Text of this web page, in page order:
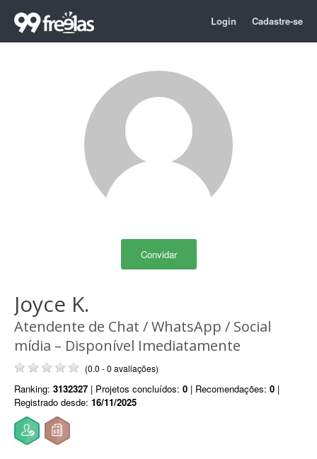
Login Cadastre-se
Convidar
Joyce K.
Atendente de Chat / WhatsApp / Social
mídia – Disponível Imediatamente
(0.0 - 0 avaliações)
Ranking: 3132327 | Projetos concluídos: 0 | Recomendações: 0 |
Registrado desde: 16/11/2025